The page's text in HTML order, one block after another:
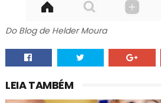
Do Blog de Helder Moura
LEIA TAMBÉM